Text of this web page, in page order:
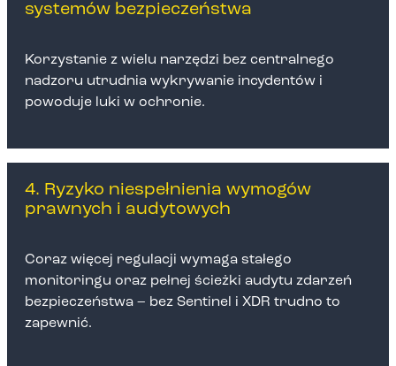
systemów bezpieczeństwa
Korzystanie z wielu narzędzi bez centralnego
nadzoru utrudnia wykrywanie incydentów i
powoduje luki w ochronie.
4. Ryzyko niespełnienia wymogów
prawnych i audytowych
Coraz więcej regulacji wymaga stałego
monitoringu oraz pełnej ścieżki audytu zdarzeń
bezpieczeństwa – bez Sentinel i XDR trudno to
zapewnić.